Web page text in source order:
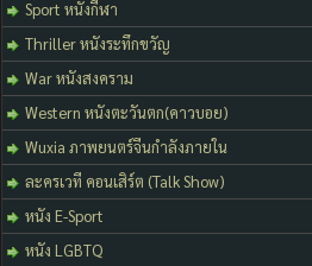
Sport หนังกีฬา
Thriller หนังระทึกขวัญ
War หนังสงคราม
Western หนังตะวันตก(คาวบอย)
Wuxia ภาพยนตร์จีนกำลังภายใน
ละครเวที คอนเสิร์ต (Talk Show)
หนัง E-Sport
หนัง LGBTQ